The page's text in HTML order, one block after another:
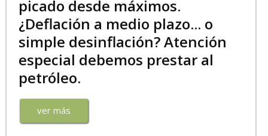
picado desde máximos.
¿Deflación a medio plazo... o
simple desinflación? Atención
especial debemos prestar al
petróleo.
ver más